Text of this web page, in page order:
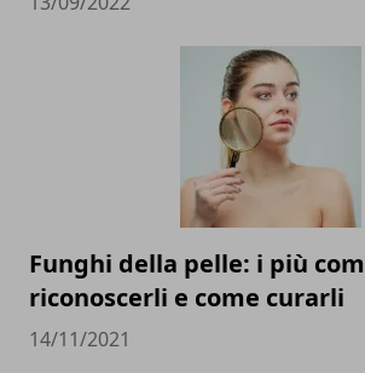
Funghi della pelle: i più
riconoscerli e come curarli
14/11/2021